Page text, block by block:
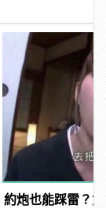
約炮也能踩雷？